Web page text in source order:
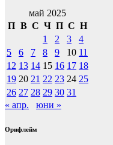
май 2025
П В С Ч П С Н
1
2 3
4
5
6 7 8 9 10 11
12 13 14 15 16 17 18
19 20 21 22 23 24 25
26 27 28 29 30 31
« апр.
юни »
Орифлейм